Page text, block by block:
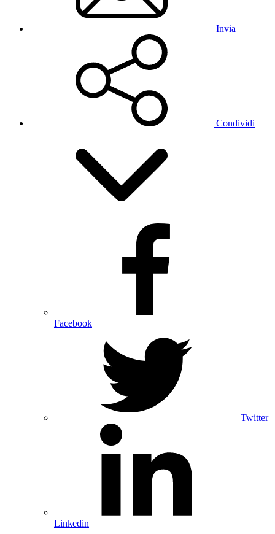
Invia
Condividi
Facebook
Twitter
Linkedin